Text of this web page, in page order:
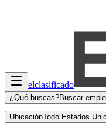
elclasificado
¿Qué buscas?Buscar
UbicaciónTodo Estados